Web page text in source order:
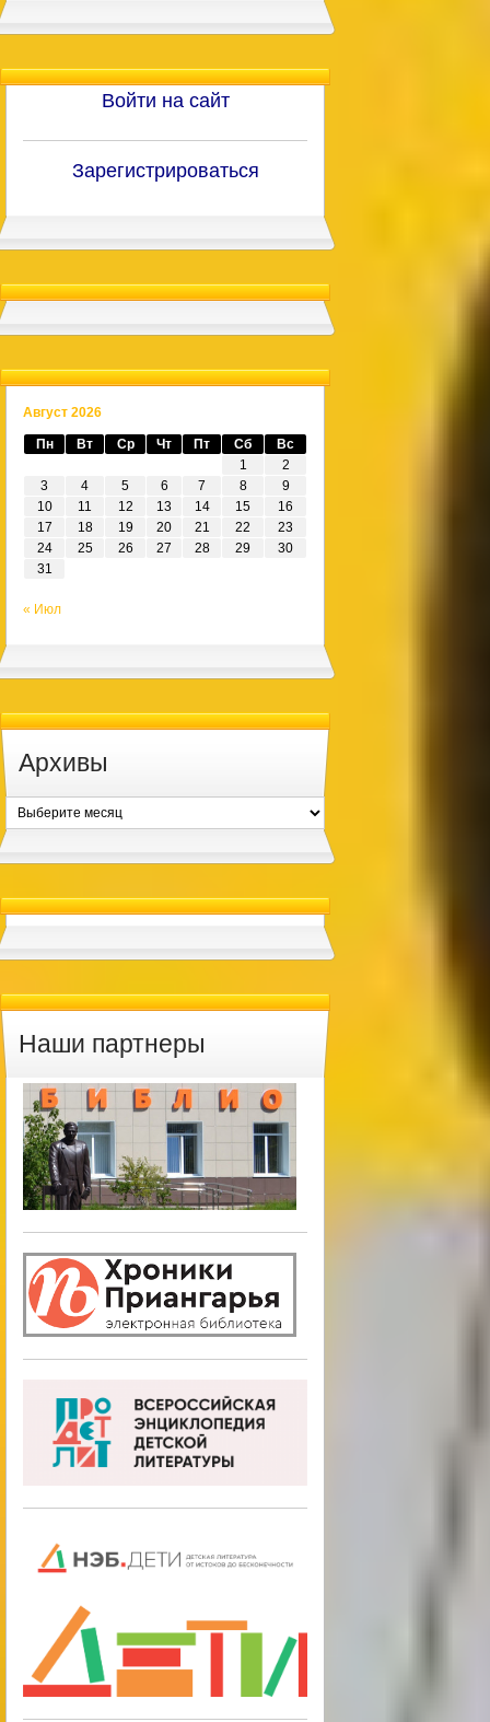
Войти на сайт
Зарегистрироваться
Август 2026
Пн Вт Ср Чт Пт Сб
Вс
1
2
3
4 5 6 7 8
9
10
11 12 13 14 15
16
17
18 19 20 21 22
23
24
25 26 27 28 29
30
31
« Июл
Архивы
Архивы
Наши партнеры